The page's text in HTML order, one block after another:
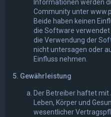
Informationen werden
Community unter
Beide haben keinen
die Software
die Verwendung der
nicht untersagen oder
Einfluss nehmen.
5. Gewährleistung
Der Betreiber haftet
Leben, Körper und
wesentlicher